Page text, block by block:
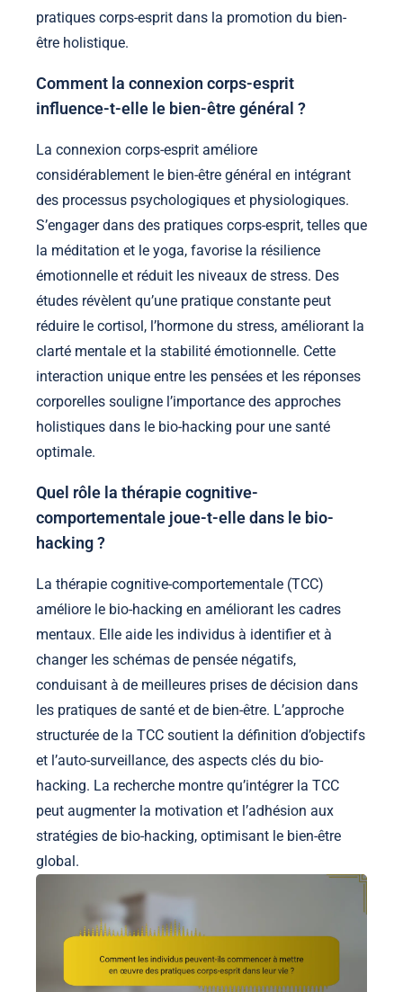
pratiques corps-esprit dans la promotion du bien-
être holistique.
Comment la connexion corps-esprit
influence-t-elle le bien-être général ?
La connexion corps-esprit améliore
considérablement le bien-être général en intégrant
des processus psychologiques et physiologiques.
S’engager dans des pratiques corps-esprit, telles que
la méditation et le yoga, favorise la résilience
émotionnelle et réduit les niveaux de stress. Des
études révèlent qu’une pratique constante peut
réduire le cortisol, l’hormone du stress, améliorant la
clarté mentale et la stabilité émotionnelle. Cette
interaction unique entre les pensées et les réponses
corporelles souligne l’importance des approches
holistiques dans le bio-hacking pour une santé
optimale.
Quel rôle la thérapie cognitive-
comportementale joue-t-elle dans le bio-
hacking ?
La thérapie cognitive-comportementale (TCC)
améliore le bio-hacking en améliorant les cadres
mentaux. Elle aide les individus à identifier et à
changer les schémas de pensée négatifs,
conduisant à de meilleures prises de décision dans
les pratiques de santé et de bien-être. L’approche
structurée de la TCC soutient la définition d’objectifs
et l’auto-surveillance, des aspects clés du bio-
hacking. La recherche montre qu’intégrer la TCC
peut augmenter la motivation et l’adhésion aux
stratégies de bio-hacking, optimisant le bien-être
global.